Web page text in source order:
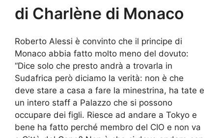
di Charlène di Monaco
Roberto Alessi è convinto che il principe di
Monaco abbia fatto molto meno del dovuto:
“Dice solo che presto andrà a trovarla in
Sudafrica però diciamo la verità: non è che
deve stare a casa a fare la minestrina, ha tate e
un intero staff a Palazzo che si possono
occupare dei figli. Riesce ad andare a Tokyo e
bene ha fatto perché membro del CIO e non va